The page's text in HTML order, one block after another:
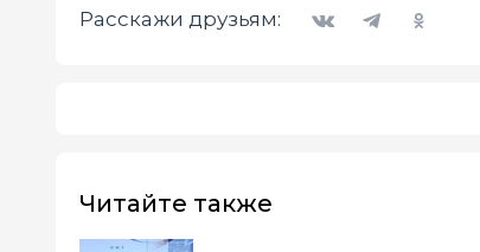
Расскажи друзьям:
Читайте также